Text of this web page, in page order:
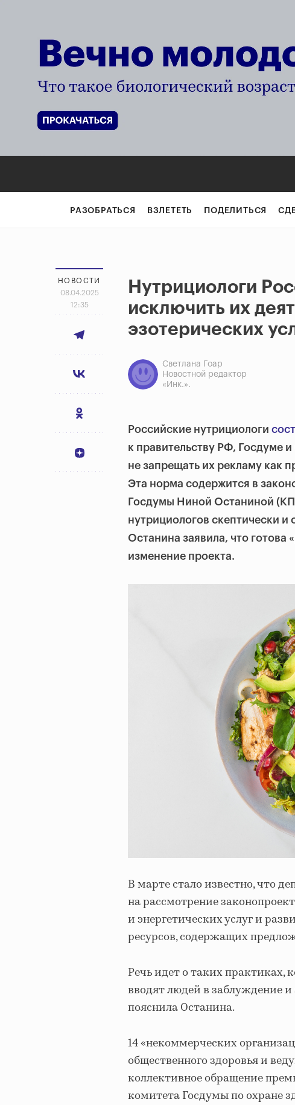
РАЗОБРАТЬСЯ ВЗЛЕТЕТЬ ПОДЕЛИТЬСЯ
НОВОСТИ
08.04.2025
12:35
Нутрициологи
исключить их
эзотерических
Светлана Гоар
Новостной редактор
«Инк.».
Российские нутрициологи
к правительству РФ, Госдуме
не запрещать их рекламу как
Эта норма содержится в
Госдумы Ниной Останиной
нутрициологов скептически и
Останина заявила, что готова
изменение проекта.
В марте стало известно, что
на рассмотрение
и энергетических услуг и
ресурсов, содержащих
Речь идет о таких практиках,
вводят людей в заблуждение
пояснила Останина.
14 «некоммерческих
общественного здоровья и
коллективное обращение
комитета Госдумы по охране